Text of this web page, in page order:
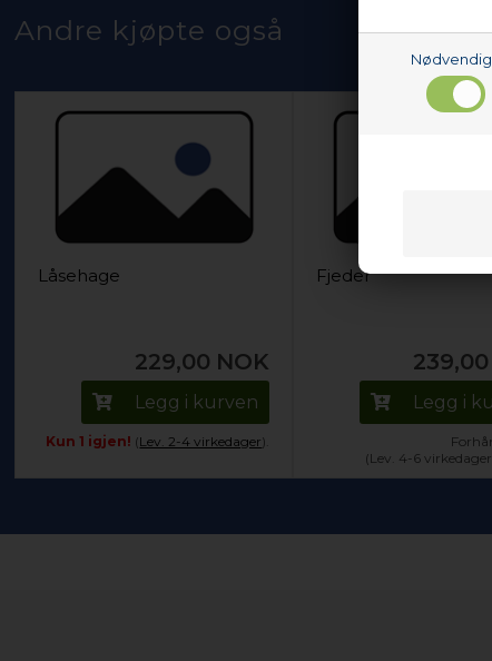
Andre kjøpte også
Låsehage
229,00 NOK
Legg i kurven
Kun 1 igjen! (Lev. 2-4 virkedager).
Fjeder
239,00
Legg i
(Lev. 4-6 virkedager.